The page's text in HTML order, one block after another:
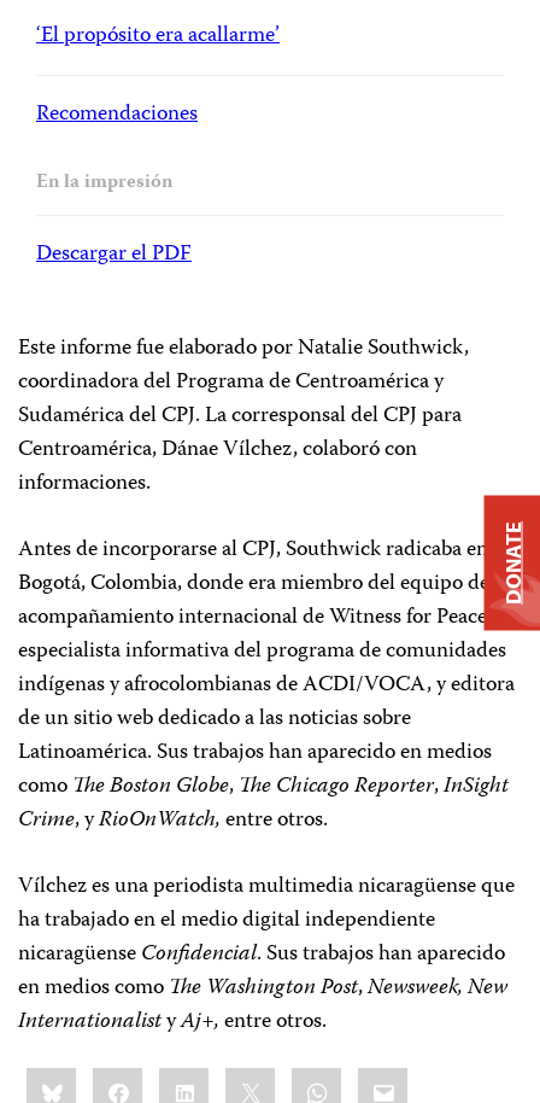
‘El propósito era acallarme’
Recomendaciones
En la impresión
Descargar el PDF
Este informe fue elaborado por Natalie Southwick,
coordinadora del Programa de Centroamérica y
Sudamérica del CPJ. La corresponsal del CPJ para
Centroamérica, Dánae Vílchez, colaboró con
informaciones.
Antes de incorporarse al CPJ, Southwick radicaba en
Bogotá, Colombia, donde era miembro del equipo de
acompañamiento internacional de Witness for Peace,
especialista informativa del programa de comunidades
indígenas y afrocolombianas de ACDI/VOCA, y editora
de un sitio web dedicado a las noticias sobre
Latinoamérica. Sus trabajos han aparecido en medios
como TheBoston Globe, TheChicago Reporter,InSight
Crime, yRioOnWatch,entre otros.
Vílchez es una periodista multimedia nicaragüense que
ha trabajado en el medio digital independiente
nicaragüenseConfidencial. Sus trabajos han aparecido
en medios como The Washington Post,Newsweek, New
InternationalistyAj+,entre otros.
Share
this:BlueskyFacebookLinkedIn WhatsApp
Email
DONATE